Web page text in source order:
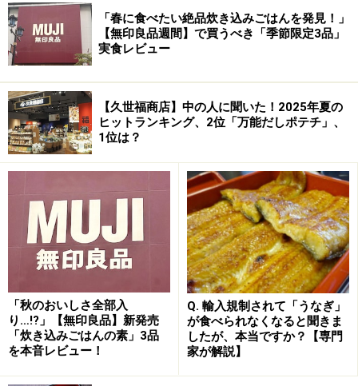
「冷やし茶漬け きざみ野菜の山形だし」2食入り 390円（税
込）
最初に紹介するのは、「冷やし茶漬け きざみ野菜の山形
だし」2食入り 390円（税込）。山形県の郷土料理「だ
し」を、冷やし茶漬けとして楽しめる一品です。夏野菜
のキュウリ、オクラ、青じそを刻んであえたフリーズド
ライタイプで、冷たい水をかけていただきます。
作り方は、ごはん100g（別途用意）の上に本品をのせ、
その上から冷たい水160mlを注いで、ほぐすようにかき
混ぜるだけ。手軽に完成します。
オクラや昆布のとろみに、青じその爽やかな風味がさっぱ
り！
ひと口食べると、だしのうま味が効いていて、オクラや
昆布のとろみがありつつも具材それぞれの食感も楽しめ
「春に食べたい絶品炊き込みごはんを発見！」
【無印良品週間】で買うべき「季節限定3品」
実食レビュー
【久世福商店】中の人に聞いた！2025年夏の
ヒットランキング、2位「万能だしポテチ」、
1位は？
「秋のおいしさ全部入
り…!?」【無印良品】新発売
「炊き込みごはんの素」3品
を本音レビュー！
Q. 輸入規制されて「うなぎ」
が食べられなくなると聞きま
したが、本当ですか？【専門
家が解説】